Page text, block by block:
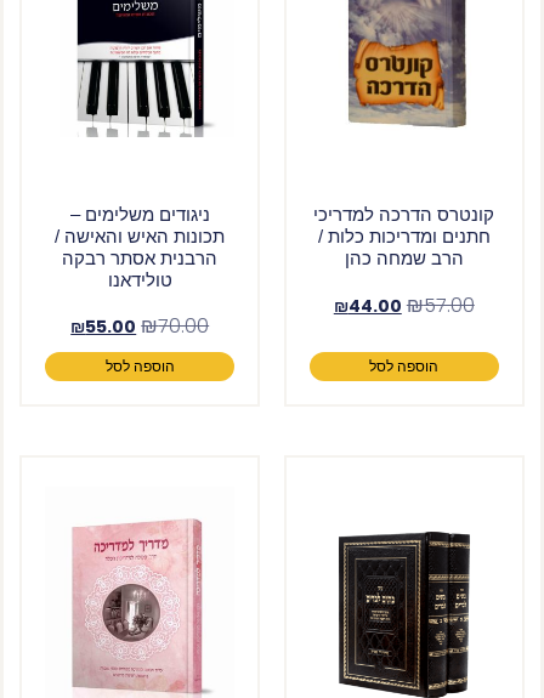
קונטרס הדרכה למדריכי
חתנים ומדריכות כלות /
הרב שמחה כהן
₪57.00
₪44.00
הוספה לסל
ניגודים משלימים –
תכונות האיש והאישה /
הרבנית אסתר רבקה
טולידאנו
₪70.00
₪55.00
הוספה לסל